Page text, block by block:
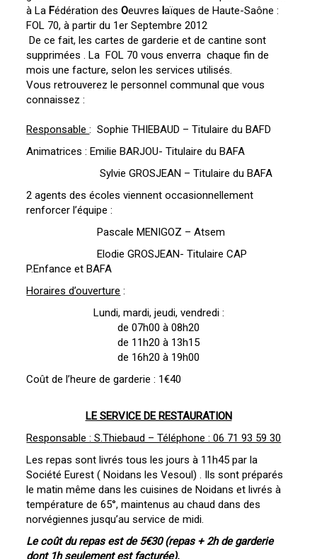
à La Fédération des Oeuvres laïques de Haute-Saône :
FOL 70, à partir du 1er Septembre 2012
De ce fait, les cartes de garderie et de cantine sont
supprimées . La FOL 70 vous enverra chaque fin de
mois une facture, selon les services utilisés.
Vous retrouverez le personnel communal que vous
connaissez :
Responsable: Sophie THIEBAUD – Titulaire du BAFD
Animatrices : Emilie BARJOU- Titulaire du BAFA
Sylvie GROSJEAN – Titulaire du BAFA
2 agents des écoles viennent occasionnellement
renforcer l’équipe :
Pascale MENIGOZ – Atsem
Elodie GROSJEAN- Titulaire CAP
P.Enfance et BAFA
Horaires d’ouverture :
Lundi, mardi, jeudi, vendredi :
de 07h00 à 08h20
de 11h20 à 13h15
de 16h20 à 19h00
Coût de l’heure de garderie : 1€40
LE SERVICE DE RESTAURATION
Responsable : S.Thiebaud – Téléphone : 06 71 93 59 30
Les repas sont livrés tous les jours à 11h45 par la
Société Eurest ( Noidans les Vesoul) . Ils sont préparés
le matin même dans les cuisines de Noidans et livrés à
température de 65°, maintenus au chaud dans des
norvégiennes jusqu’au service de midi.
Le coût du repas est de 5€30 (repas + 2h de garderie
dont 1h seulement est facturée).